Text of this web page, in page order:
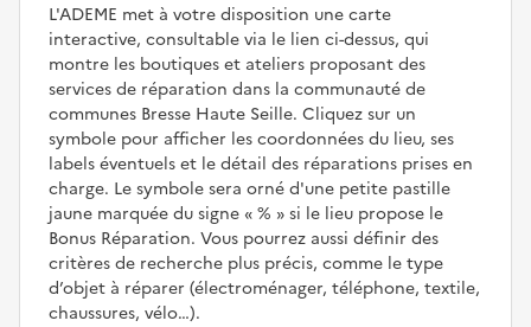
L'ADEME met à votre disposition une carte
interactive, consultable via le lien ci-dessus, qui
montre les boutiques et ateliers proposant des
services de réparation dans la communauté de
communes Bresse Haute Seille. Cliquez sur un
symbole pour afficher les coordonnées du lieu, ses
labels éventuels et le détail des réparations prises en
charge. Le symbole sera orné d'une petite pastille
jaune marquée du signe
%
si le lieu propose le
Bonus Réparation. Vous pourrez aussi définir des
critères de recherche plus précis, comme le type
d’objet à réparer (électroménager, téléphone, textile,
chaussures, vélo…).